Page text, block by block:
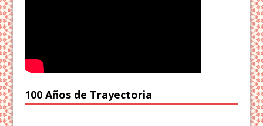
100 Años de Trayectoria